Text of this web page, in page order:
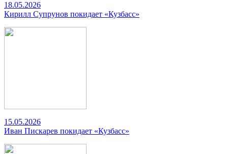
18.05.2026
Кирилл Супрунов покидает «Кузбасс»
15.05.2026
Иван Пискарев покидает «Кузбасс»